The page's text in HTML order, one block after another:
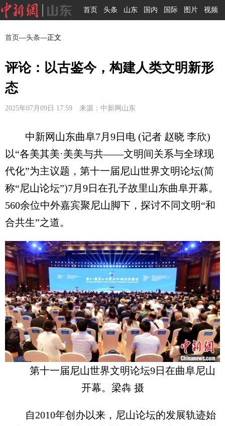
首页 头条 山东 国内 国际 图片 视频
首页—头条—正文
评论：以古鉴今，构建人类文明新形
态
2025年07月09日 17:59 来源：中新网山东
中新网山东曲阜7月9日电 (记者 赵晓 李欣)
以“各美其美·美美与共——文明间关系与全球现
代化”为主议题，第十一届尼山世界文明论坛(简
称“尼山论坛”)7月9日在孔子故里山东曲阜开幕。
560余位中外嘉宾聚尼山脚下，探讨不同文明“和
合共生”之道。
第十一届尼山世界文明论坛9日在曲阜尼山
开幕。梁犇 摄
自2010年创办以来，尼山论坛的发展轨迹始